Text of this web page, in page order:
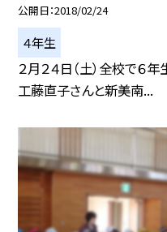
公開日 2018/02/24
４年生
２月２４日（土）全校で６
工藤直子さんと新美南...